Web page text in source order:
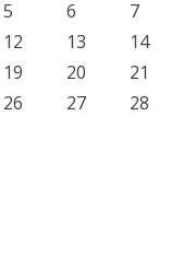
5 6 7
12 13 14
19 20 21
26 27 28